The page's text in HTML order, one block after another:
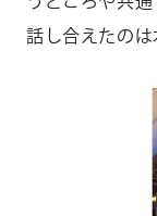
話し合えたのは